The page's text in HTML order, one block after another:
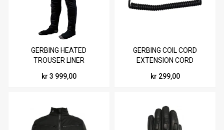
GERBING HEATED
TROUSER LINER
kr 3 999,00
GERBING COIL CORD
EXTENSION CORD
kr 299,00